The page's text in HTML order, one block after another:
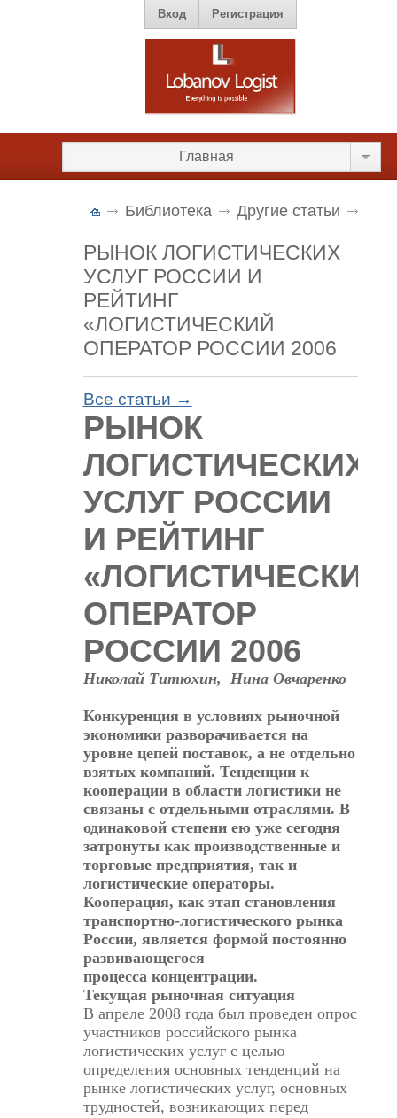
Вход Регистрация
Главная
Библиотека Другие статьи
РЫНОК ЛОГИСТИЧЕСКИХ
УСЛУГ РОССИИ И
РЕЙТИНГ
«ЛОГИСТИЧЕСКИЙ
ОПЕРАТОР РОССИИ 2006
Все статьи →
РЫНОК
ЛОГИСТИЧЕСКИХ
УСЛУГ РОССИИ
И РЕЙТИНГ
«ЛОГИСТИЧЕСКИЙ
ОПЕРАТОР
РОССИИ 2006
Николай Титюхин, Нина Овчаренко
Конкуренция в условиях рыночной
экономики разворачивается на
уровне цепей поставок, а не отдельно
взятых компаний. Тенденции к
кооперации в области логистики не
связаны с отдельными отраслями. В
одинаковой степени ею уже сегодня
затронуты как производственные и
торговые предприятия, так и
логистические операторы.
Кооперация, как этап становления
транспортно-логистического рынка
России, является формой постоянно
развивающегося
процесса концентрации.
Текущая рыночная ситуация
В апреле 2008 года был проведен опрос
участников российского рынка
логистических услуг с целью
определения основных тенденций на
рынке логистических услуг, основных
трудностей, возникающих перед